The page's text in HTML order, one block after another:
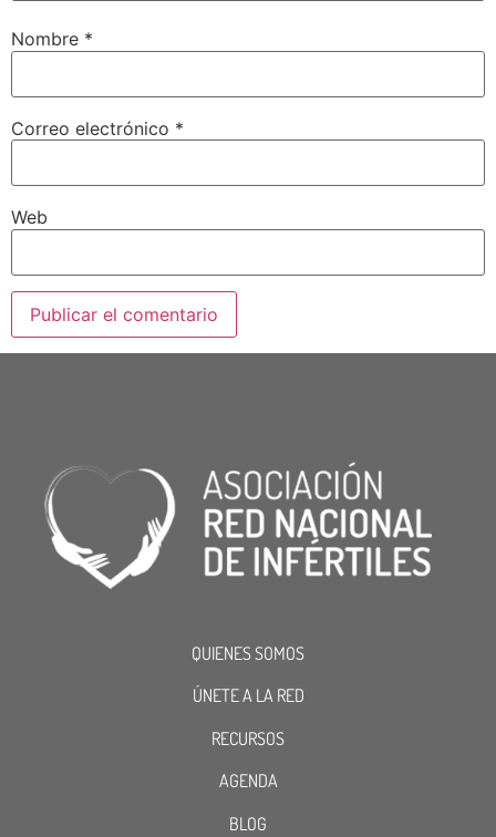
Nombre *
Correo electrónico *
Web
QUIENES SOMOS
ÚNETE A LA RED
RECURSOS
AGENDA
BLOG